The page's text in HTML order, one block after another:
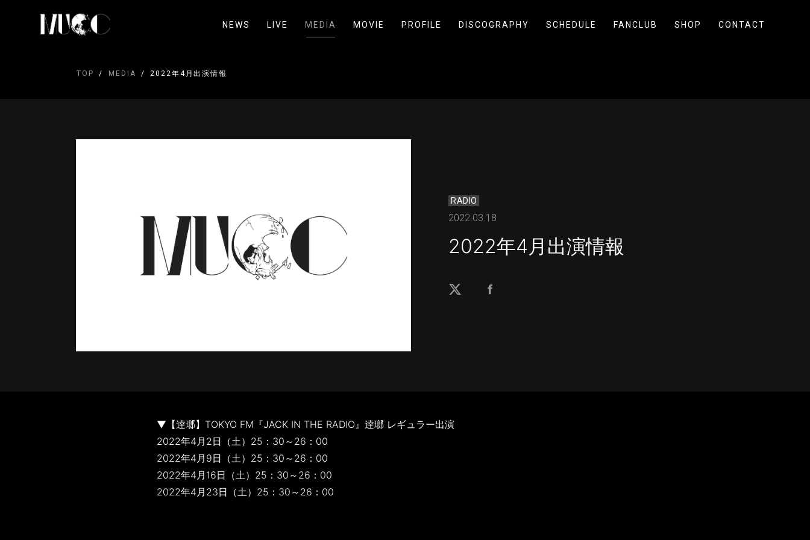
NEWS LIVE MEDIA MOVIE PROFILE DISCOGRAPHY SCHEDULE FANCLUB SHOP CONTACT
TOP MEDIA 2022年4月出演情報
RADIO
2022.03.18
2022年4月出演情報
▼【逹瑯】TOKYO FM『JACK IN THE RADIO』逹瑯 レギュラー出演
2022年4月2日（土）25：30～26：00
2022年4月9日（土）25：30～26：00
2022年4月16日（土）25：30～26：00
2022年4月23日（土）25：30～26：00